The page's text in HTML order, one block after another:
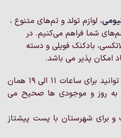
، لوازم تولد و تم‌های متنوع ،
شما فراهم می‌کنیم. در
بادکنک فویلی و دسته
امکان پذیر می باشد.
اگر داخل تهران هستین ، می توانید برای ساعات 11 الی 19 همان
به روز و موجودی ها صحیح می
و برای شهرستان با پست پیشتاز